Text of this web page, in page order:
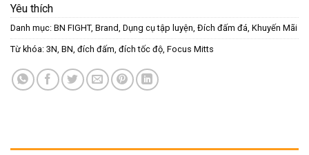
Yêu thích
Danh mục: BN FIGHT, Brand Dụng cụ tập luyện Đích đấm đá Khuyến Mãi
Từ khóa: 3N BN đích đấm đích tốc độ Focus Mitts